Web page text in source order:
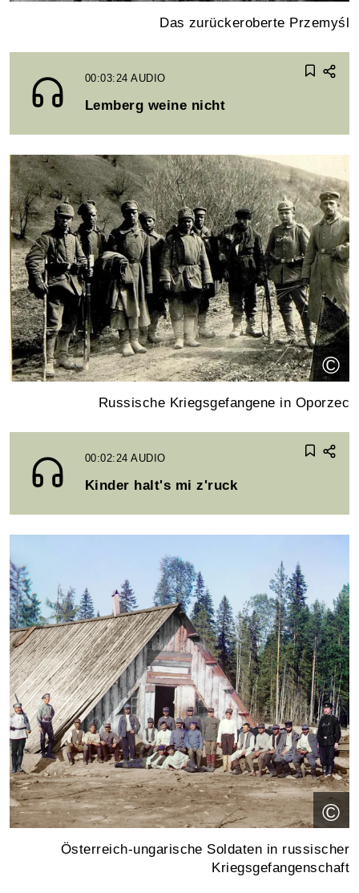
Das zurückeroberte Przemyśl
00:03:24AUDIO
Lemberg weine nicht
©
Russische Kriegsgefangene in Oporzec
00:02:24AUDIO
Kinder halt's mi z'ruck
©
Österreich-ungarische Soldaten in russischer
Kriegsgefangenschaft